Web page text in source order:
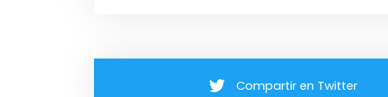
Compartir en Twitter